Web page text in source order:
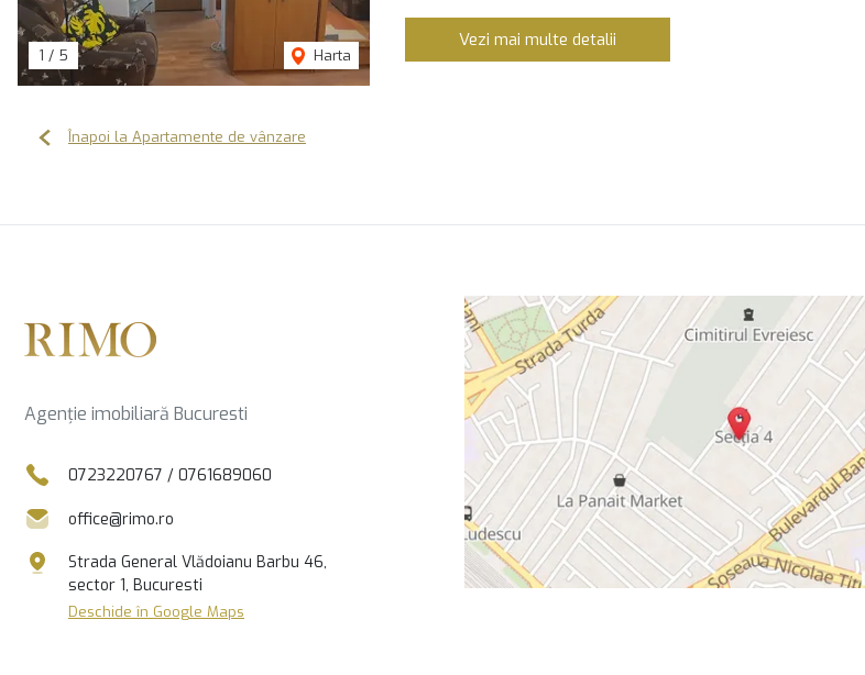
1 / 5 Harta
Vezi mai multe detalii
Înapoi la Apartamente de vânzare
Agenție imobiliară Bucuresti
0723220767 / 0761689060
office@rimo.ro
Strada General Vlădoianu Barbu 46,
sector 1, Bucuresti
Deschide în Google Maps